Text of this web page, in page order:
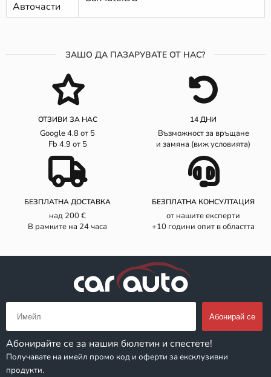
Авточасти
ЗАШО ДА ПАЗАРУВАТЕ ОТ НАС?
ОТЗИВИ ЗА НАС
Google 4.8 от 5
Fb 4.9 от 5
14 ДНИ
Възможност за връщане
и замяна (виж условията)
БЕЗПЛАТНА ДОСТАВКА
над 200 €
В рамките на 24 часа
БЕЗПЛАТНА КОНСУЛТАЦИЯ
от нашите експерти
+10 години опит в областта
Абонирайте се за нашия бюлетин и спестете!
Получавате на имейл промо код и оферти за ексклузивни
продукти.